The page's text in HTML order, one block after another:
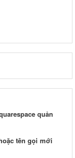
quản
tên gọi mới